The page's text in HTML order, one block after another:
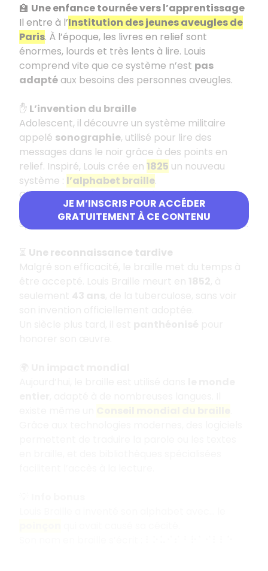
JE M’INSCRIS POUR ACCÉDER
GRATUITEMENT À CE CONTENU
🏫 Une enfance tournée vers l’apprentissage
Il entre à l’Institution des jeunes aveugles de
Paris. À l’époque, les livres en relief sont
énormes, lourds et très lents à lire. Louis
comprend vite que ce système n’est pas
adapté aux besoins des personnes aveugles.
✋ L’invention du braille
Adolescent, il découvre un système militaire
appelé sonographie, utilisé pour lire des
messages dans le noir grâce à des points en
relief. Inspiré, Louis crée en 1825 un nouveau
système : l’alphabet braille.
Chaque caractère est formé de6 points,
combinables pour représenter lettres, chiffres,
symboles mathématiques et même lamusique.
⏳ Une reconnaissance tardive
Malgré son efficacité, le braille met du temps à